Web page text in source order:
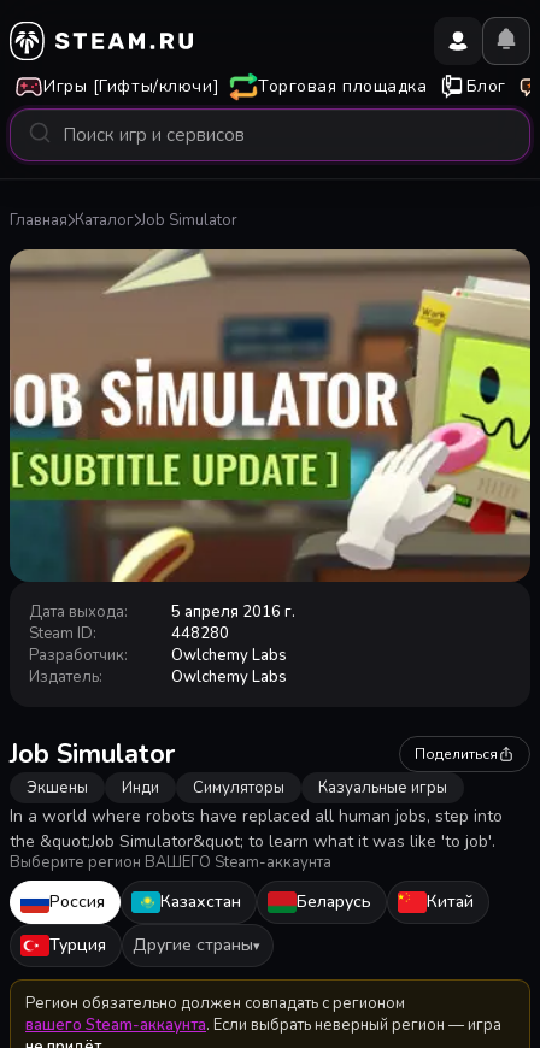
Игры [Гифты/ключи] Торговая площадка Блог
Главная Каталог Job Simulator
Дата выхода:
5 апреля 2016 г.
Steam ID:
448280
Разработчик:
Owlchemy Labs
Издатель: Owlchemy Labs
Job Simulator Поделиться
Экшены Инди Симуляторы Казуальные игры
In a world where robots have replaced all human jobs, step into
the &quot;Job Simulator&quot; to learn what it was like 'to job'.
Выберите регион ВАШЕГО Steam-аккаунта
Россия Казахстан Беларусь
Китай
Турция
Другие страны▾
Регион обязательно должен совпадать с регионом
вашего Steam-аккаунта. Если выбрать неверный регион — игра